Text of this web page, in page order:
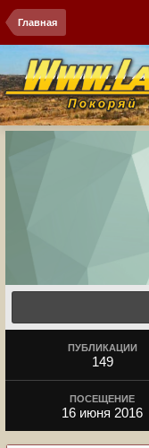
Главная
ПУБЛИКАЦИИ
149
ПОСЕЩЕНИЕ
16 июня 2016